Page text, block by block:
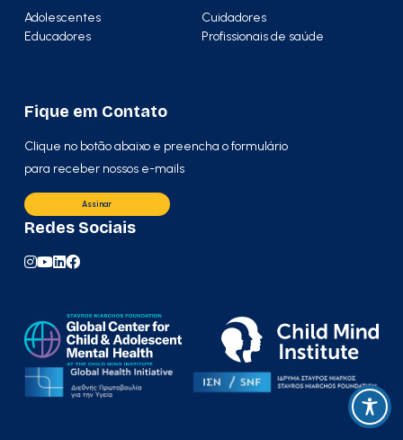
Adolescentes
Cuidadores
Educadores
Profissionais de saúde
Fique em Contato
Clique no botão abaixo e preencha o formulário
para receber nossos e-mails
Assinar
Redes Sociais